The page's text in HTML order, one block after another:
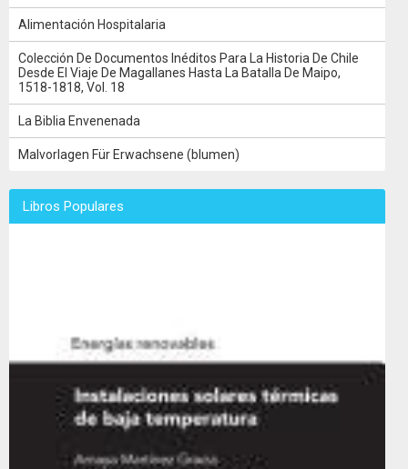
Alimentación Hospitalaria
Colección De Documentos Inéditos Para La Historia De Chile
Desde El Viaje De Magallanes Hasta La Batalla De Maipo,
1518-1818, Vol. 18
La Biblia Envenenada
Malvorlagen Für Erwachsene (blumen)
Libros Populares